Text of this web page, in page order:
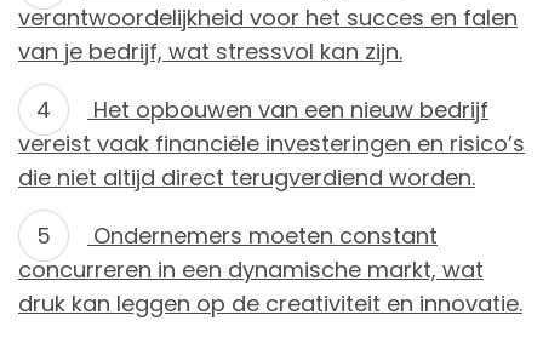
verantwoordelijkheid voor het succes en falen
van je bedrijf, wat stressvol kan zijn.
Het opbouwen van een nieuw bedrijf
vereist vaak financiële investeringen en risico’s
die niet altijd direct terugverdiend worden.
Ondernemers moeten constant
concurreren in een dynamische markt, wat
druk kan leggen op de creativiteit en innovatie.